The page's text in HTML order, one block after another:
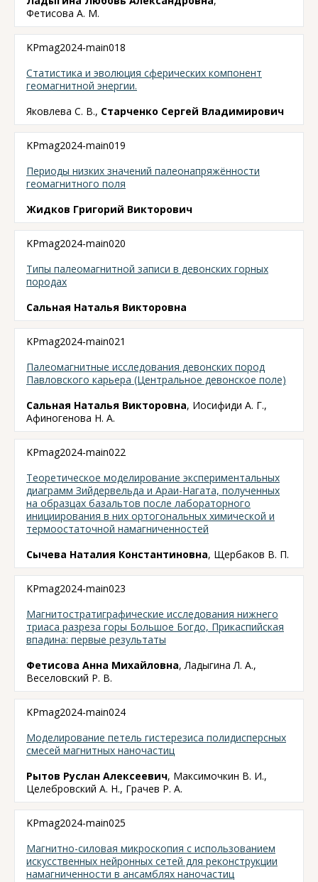
Фетисова А. М.
KPmag2024-main018
Статистика и эволюция сферических компонент
геомагнитной энергии.
Яковлева С. В., Старченко Сергей Владимирович
KPmag2024-main019
Периоды низких значений палеонапряжённости
геомагнитного поля
Жидков Григорий Викторович
KPmag2024-main020
Типы палеомагнитной записи в девонских горных
породах
Сальная Наталья Викторовна
KPmag2024-main021
Палеомагнитные исследования девонских пород
Павловского карьера (Центральное девонское поле)
Сальная Наталья Викторовна, Иосифиди А. Г.,
Афиногенова Н. А.
KPmag2024-main022
Теоретическое моделирование экспериментальных
диаграмм Зийдервельда и Араи-Нагата, полученных
на образцах базальтов после лабораторного
инициирования в них ортогональных химической и
термоостаточной намагниченностей
Сычева Наталия Константиновна, Щербаков В. П.
KPmag2024-main023
Магнитостратиграфические исследования нижнего
триаса разреза горы Большое Богдо, Прикаспийская
впадина: первые результаты
Фетисова Анна Михайловна, Ладыгина Л. А.,
Веселовский Р. В.
KPmag2024-main024
Моделирование петель гистерезиса полидисперсных
смесей магнитных наночастиц
Рытов Руслан Алексеевич, Максимочкин В. И.,
Целебровский А. Н., Грачев Р. А.
KPmag2024-main025
Магнитно-силовая микроскопия с использованием
искусственных нейронных сетей для реконструкции
намагниченности в ансамблях наночастиц